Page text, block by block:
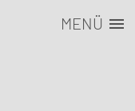
MENÜ